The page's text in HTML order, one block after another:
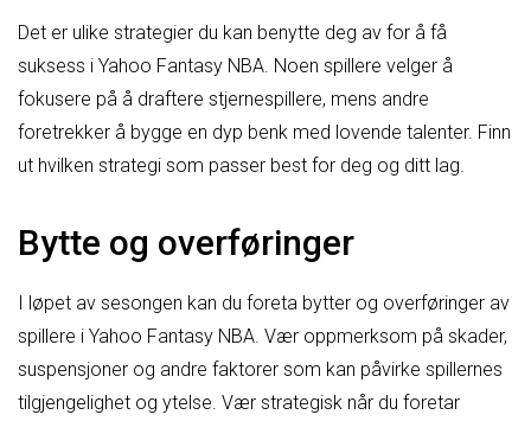
Det er ulike strategier du kan benytte deg av for å få
suksess i Yahoo Fantasy NBA. Noen spillere velger å
fokusere på å draftere stjernespillere, mens andre
foretrekker å bygge en dyp benk med lovende talenter. Finn
ut hvilken strategi som passer best for deg og ditt lag.
Bytte og overføringer
I løpet av sesongen kan du foreta bytter og overføringer av
spillere i Yahoo Fantasy NBA. Vær oppmerksom på skader,
suspensjoner og andre faktorer som kan påvirke spillernes
tilgjengelighet og ytelse. Vær strategisk når du foretar